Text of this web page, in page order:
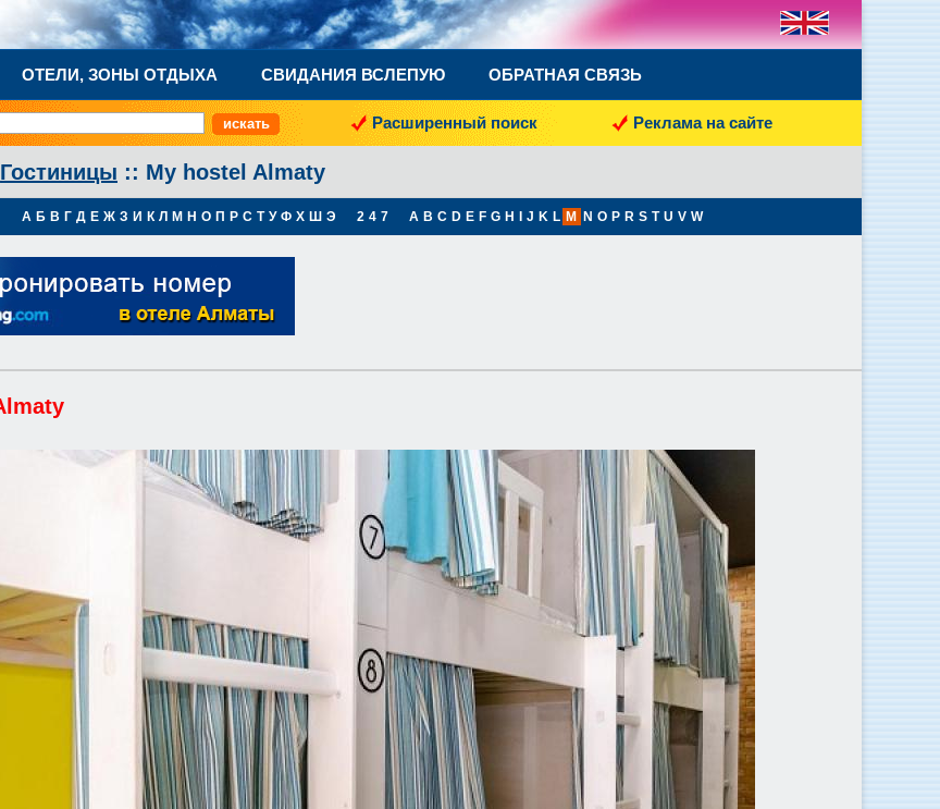
ОТЕЛИ, ЗОНЫ ОТДЫХА СВИДАНИЯ ВСЛЕПУЮ ОБРАТНАЯ СВЯЗЬ
Расширенный поиск Реклама на сайте
Гостиницы :: My hostel Almaty
А Б В Г Д Е Ж З И К Л М Н О П Р С Т У Ф Х Ш Э 2 4 7 A B C D E F G H J K L M N O P R S T U V W